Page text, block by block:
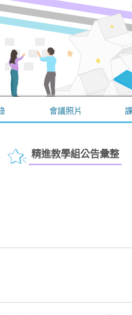
會議照片
精進教學組公告彙整